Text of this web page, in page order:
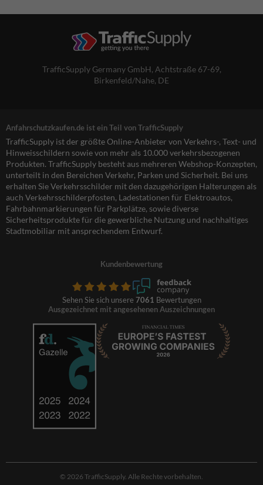
TrafficSupply Germany GmbH, Achtstraße 67-69,
Birkenfeld/Nahe, DE
Anfahrschutzkaufen.de ist ein Teil von TrafficSupply
TrafficSupply ist der größte Online-Anbieter von Verkehrs-, Text- und
Hinweisschildern sowie von mehr als 10.000 verkehrsbezogenen
Produkten. TrafficSupply besteht aus mehreren Webshop-Konzepten,
unterteilt in den Bereichen Verkehr, Parken und Sicherheit. Bei uns
erhalten Sie Verkehrsschilder mit den dazugehörigen Halterungen als
auch Verkehrsschilderpfosten, Ladestationen für Elektroautos,
Fahrbahnmarkierungen für Parkplätze, sowie diverse
Sicherheitsprodukte für die gewerbliche Nutzung und nachhaltiges
Stadtmobiliar mit ansprechendem Entwurf.
Kundenbewertung
Sehen Sie sich unsere 7061 Bewertungen
Ausgezeichnet mit angesehenen Auszeichnungen
© 2026 TrafficSupply. Alle Rechte vorbehalten.